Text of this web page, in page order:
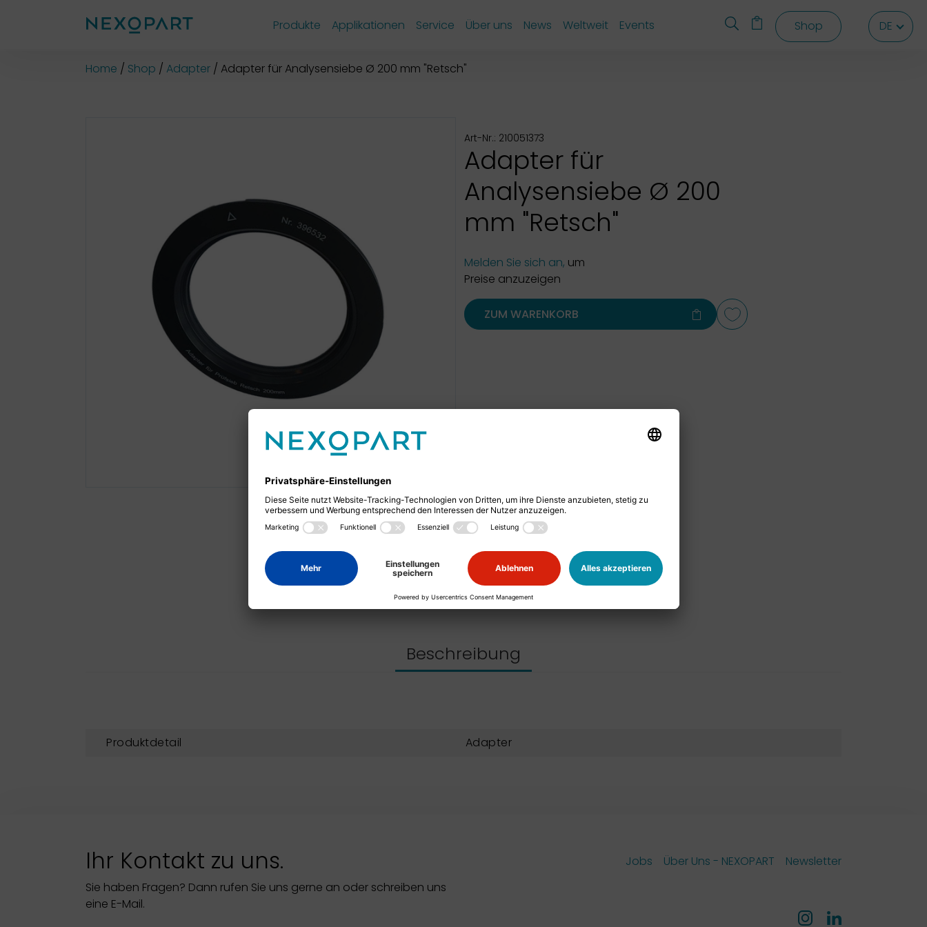
DE DE
Produkte Applikationen Service Über uns News Weltweit Events Shop DE
Home Shop Adapter Adapter für Analysensiebe Ø 200 mm "Retsch"
Art-Nr.: 210051373
Adapter für
Analysensiebe Ø 200
mm "Retsch"
Melden Sie sich an, um
Preise anzuzeigen
ZUM WARENKORB
Beschreibung
Produktdetail Adapter
Ihr Kontakt zu uns.
Sie haben Fragen? Dann rufen Sie uns gerne an oder schreiben uns
eine E-Mail.
Jobs Über Uns - NEXOPART Newsletter